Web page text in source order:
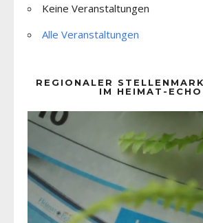
Keine Veranstaltungen
Alle Veranstaltungen
REGIONALER
IM HEIMAT-ECHO
Player